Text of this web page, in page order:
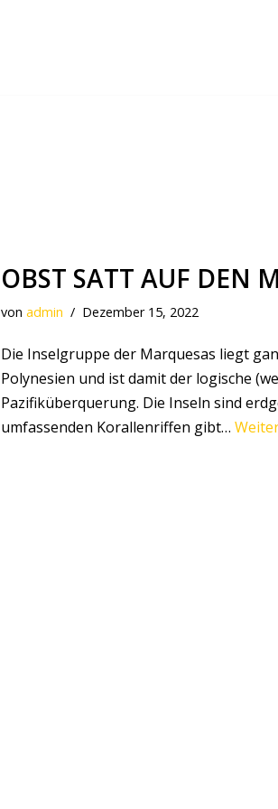
OBST SATT AUF DEN
von admin Dezember 15, 2022
Die Inselgruppe der Marquesas liegt
Polynesien und ist damit der logische
Pazifiküberquerung. Die Inseln sind
umfassenden Korallenriffen gibt…